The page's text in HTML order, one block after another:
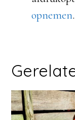
opnemen.